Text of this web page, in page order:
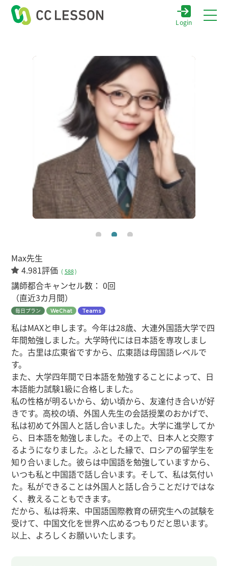
Login
Max先生
4.981評価 ( 588)
講師都合キャンセル数：0回
（直近3カ月間）
毎日プラン WeChat Teams
私はMAXと申します。今年は28歳、大連外国語大学で四
年間勉強しました。大学時代には日本語を専攻しまし
た。古里は広東省ですから、広東語は母国語レベルで
す。
また、大学四年間で日本語を勉強することによって、日
本語能力試験1級に合格しました。
私の性格が明るいから、幼い頃から、友達付き合いが好
きです。高校の頃、外国人先生の会話授業のおかげで、
私は初めて外国人と話し合いました。大学に進学してか
ら、日本語を勉強しました。その上で、日本人と交際す
るようになりました。ふとした縁で、ロシアの留学生を
知り合いました。彼らは中国語を勉強していますから、
いつも私と中国語で話し合います。そして、私は気付い
た。私ができることは外国人と話し合うことだけではな
く、教えることもできます。
だから、私は将来、中国語国際教育の研究生への試験を
受けて、中国文化を世界へ広めるつもりだと思います。
以上、よろしくお願いいたします。